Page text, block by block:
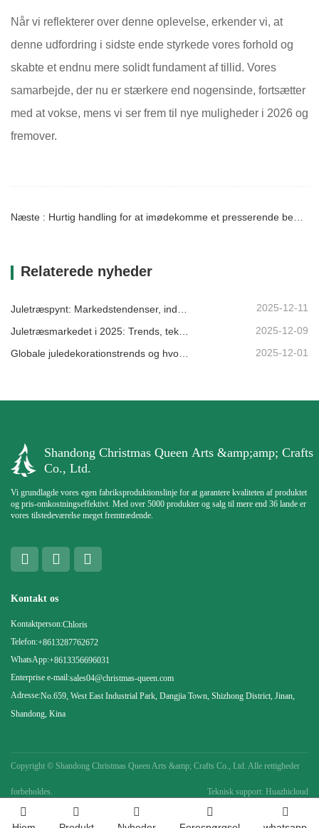
Når vi reflekterer over denne oplevelse, erkender vi, at
denne udfordring i sidste ende styrkede vores forhold og
skabte et endnu mere solidt fundament af tillid. Vores
samarbejde, der nu er stærkere end nogensinde, fortsætter
med at vokse, mens vi ser frem til nye muligheder i 2026 og
fremover.
Næste : Hurtig handling for at imødekomme et presserende behov for en svensk klient
Relaterede nyheder
2025-12-11
2025-12-09
2025-12-01
Shandong Christmas Queen Arts &amp;amp; Crafts
Co., Ltd.
Vi grundlagde vores egen fabriksproduktionslinje for at garantere kvaliteten af ​​produktet
og pris-omkostningseffektivt. Med over 5000 produkter og salg til mere end 36 lande er
vores tilstedeværelse meget fremtrædende.
Kontakt os
Kontaktperson:Chloris
Telefon:+8613287762672
WhatsApp:+8613356696031
Enterprise e-mail:sales04@christmas-queen.com
Adresse:No.659, West East Industrial Park, Dangjia Town, Shizhong District, Jinan,
Shandong, Kina
Copyright © Shandong Christmas Queen Arts &amp; Crafts Co., Ltd. Alle rettigheder
forbeholdes. Teknisk support: Huazhicloud